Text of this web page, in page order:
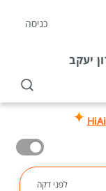
כניסה
יעקב
HiAi
לפני דקה